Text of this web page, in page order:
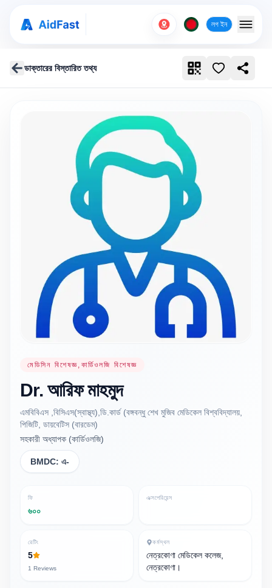
লগ ইন
ডাক্তারের বিস্তারিত তথ্য
মেডিসিন বিশেষজ্ঞ,কার্ডিওলজি বিশেষজ্ঞ
Dr. আরিফ মাহমুদ
এমবিবিএস ,বিসিএস(স্বাস্থ্য),ডি.কার্ড (বঙ্গবন্ধু শেখ মুজিব মেডিকেল বিশ্ববিদ্যালয়,
পিজিটি, ডায়বেটিস (বারডেম)
সহকারী অধ্যাপক (কার্ডিওলজি)
BMDC: এ-
ফি
৬০০
এক্সপেরিয়েন্স
রেটিং
5
1 Reviews
কর্মস্থল
নেত্রকোণা মেডিকেল কলেজ,
নেত্রকোণা।